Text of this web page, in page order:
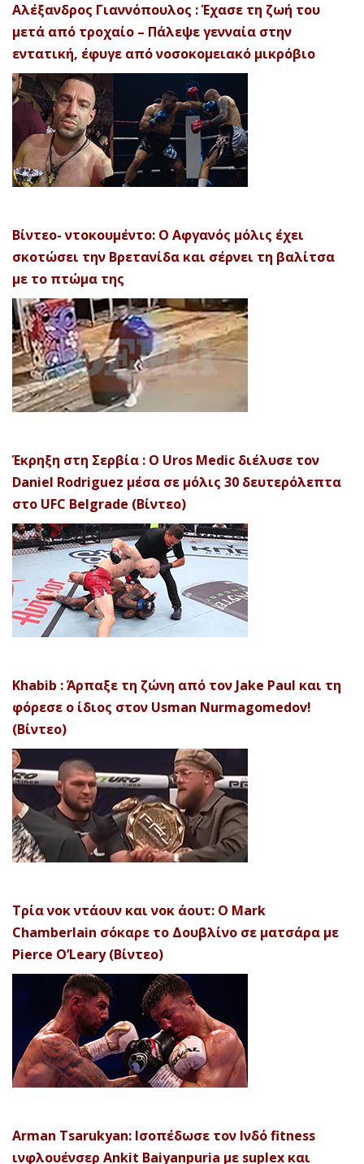
Αλέξανδρος Γιαννόπουλος : Έχασε τη ζωή του
μετά από τροχαίο – Πάλεψε γενναία στην
εντατική, έφυγε από νοσοκομειακό μικρόβιο
Βίντεο- ντοκουμέντο: Ο Αφγανός μόλις έχει
σκοτώσει την Βρετανίδα και σέρνει τη βαλίτσα
με το πτώμα της
Έκρηξη στη Σερβία : Ο Uros Medic διέλυσε τον
Daniel Rodriguez μέσα σε μόλις 30 δευτερόλεπτα
στο UFC Belgrade (Βίντεο)
Khabib : Άρπαξε τη ζώνη από τον Jake Paul και τη
φόρεσε ο ίδιος στον Usman Nurmagomedov!
(Βίντεο)
Τρία νοκ ντάουν και νοκ άουτ: Ο Mark
Chamberlain σόκαρε το Δουβλίνο σε ματσάρα με
Pierce O’Leary (Βίντεο)
Arman Tsarukyan: Ισοπέδωσε τον Ινδό fitness
ινφλουένσερ Ankit Baiyanpuria με suplex και